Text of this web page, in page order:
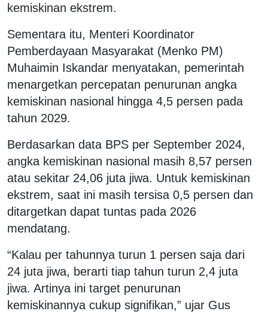
kemiskinan ekstrem.
Sementara itu, Menteri Koordinator
Pemberdayaan Masyarakat (Menko PM)
Muhaimin Iskandar menyatakan, pemerintah
menargetkan percepatan penurunan angka
kemiskinan nasional hingga 4,5 persen pada
tahun 2029.
Berdasarkan data BPS per September 2024,
angka kemiskinan nasional masih 8,57 persen
atau sekitar 24,06 juta jiwa. Untuk kemiskinan
ekstrem, saat ini masih tersisa 0,5 persen dan
ditargetkan dapat tuntas pada 2026
mendatang.
“Kalau per tahunnya turun 1 persen saja dari
24 juta jiwa, berarti tiap tahun turun 2,4 juta
jiwa. Artinya ini target penurunan
kemiskinannya cukup signifikan,” ujar Gus